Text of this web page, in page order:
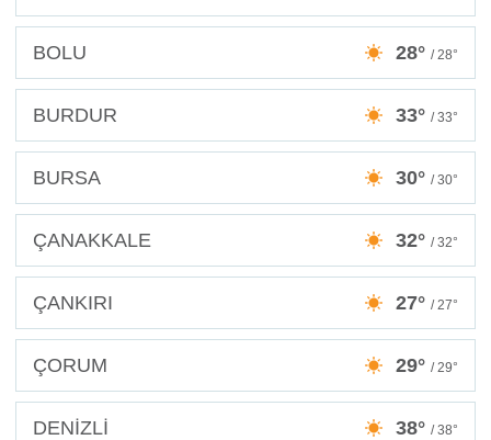
BOLU 28° / 28°
BURDUR 33° / 33°
BURSA 30° / 30°
ÇANAKKALE 32° / 32°
ÇANKIRI 27° / 27°
ÇORUM 29° / 29°
DENİZLİ 38° / 38°